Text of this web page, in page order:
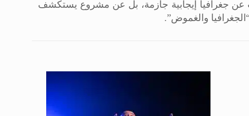
عن جغرافيا إيجابية جازمة، بل عن مشروع يستكشف
والغموض”.